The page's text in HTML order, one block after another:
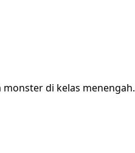
monster di kelas menengah.